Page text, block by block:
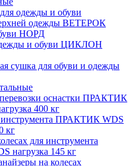
одежды и обуви
одежды ВЕТЕРОК
НОРД
и обуви ЦИКЛОН
сушка для обуви и одежды
оснастки ПРАКТИК
400 кг
инструмента ПРАКТИК WDS
кг
для инструмента
нагрузка 145 кг
на колесах